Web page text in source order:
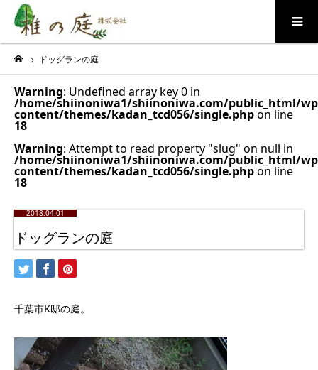
ドッグランの庭
Warning: Undefined array key 0 in
/home/shiinoniwa1/shiinoniwa.com/public_html/
content/themes/kadan_tcd056/single.phpon line
18
Warning: Attempt to read property "slug" on null in
/home/shiinoniwa1/shiinoniwa.com/public_html/
content/themes/kadan_tcd056/single.phpon line
18
2018.04.01
ドッグランの庭
千葉市K邸の庭。